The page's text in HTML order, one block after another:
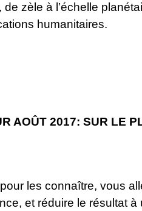
zèle à l’échelle
humanitaires.
AOÛT 2017: SUR LE
les connaître, vous
et réduire le résultat à